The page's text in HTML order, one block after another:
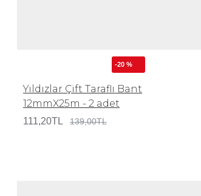
-20 %
Yıldızlar Çift Taraflı Bant
12mmX25m - 2 adet
111,20TL 139,00TL